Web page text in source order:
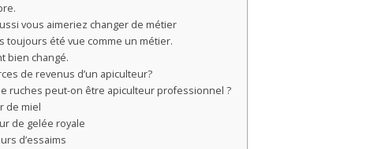
vous aimeriez changer de métier
toujours été vue comme un métier.
bien changé.
de revenus d’un apiculteur?
ruches peut-on être apiculteur professionnel ?
de miel
de gelée royale
d’essaims